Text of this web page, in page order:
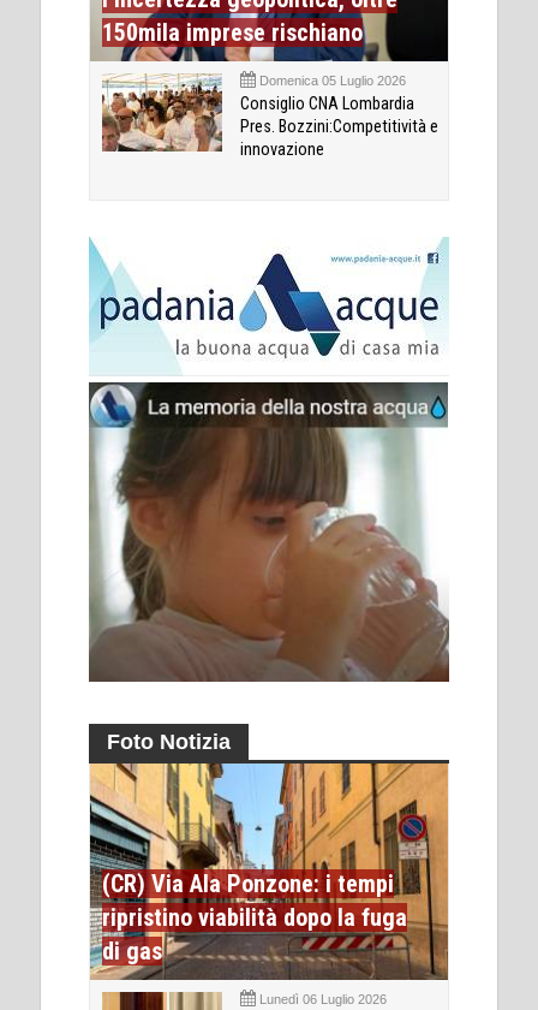
150mila imprese rischiano
Domenica 05 Luglio 2026
Consiglio CNA Lombardia
Pres. Bozzini:Competitività e
innovazione
Foto Notizia
(CR) Via Ala Ponzone: i tempi
ripristino viabilità dopo la fuga
di gas
Lunedì 06 Luglio 2026